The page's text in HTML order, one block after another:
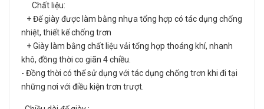
Chất liệu:
+ Đế giày được làm bằng nhựa tổng hợp có tác dụng chống
nhiệt, thiết kế chống trơn
+ Giày làm bằng chất liệu vải tổng hợp thoáng khí, nhanh
khô, đồng thời co giãn 4 chiều.
- Đồng thời có thể sử dụng với tác dụng chống trơn khi đi tại
những nơi với điều kiện trơn trượt.